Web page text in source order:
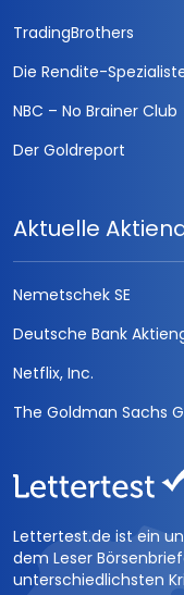
TradingBrothers
Die Rendite-
NBC – No Brainer Club
Der Goldreport
Aktuelle
Nemetschek SE
Deutsche Bank
Netflix, Inc.
The Goldman Sachs
Lettertest.de ist ein
dem Leser
unterschiedlichsten